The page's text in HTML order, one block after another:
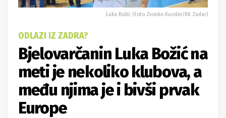
Luka Božić (Foto Zvonko Kucelin/KK Zadar)
ODLAZI IZ ZADRA?
Bjelovarčanin Luka Božić na
meti je nekoliko klubova, a
među njima je i bivši prvak
Europe